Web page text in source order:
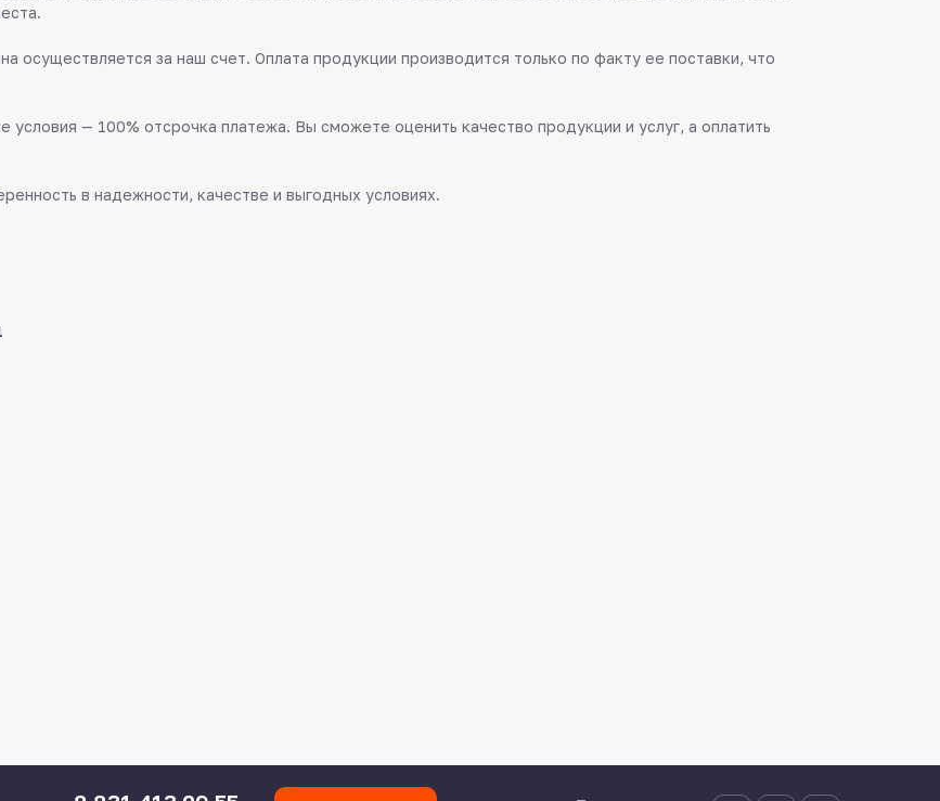
осуществляется за наш счет. Оплата продукции производится только по факту ее поставки, что
— 100% отсрочка платежа. Вы сможете оценить качество продукции и услуг, а оплатить
в надежности, качестве и выгодных условиях.